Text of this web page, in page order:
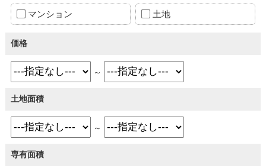
マンション 土地
価格
～
土地面積
～
専有面積